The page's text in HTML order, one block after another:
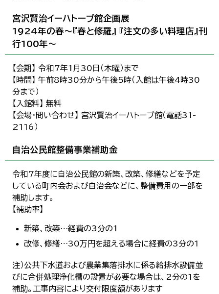
宮沢賢治イーハトーブ館企画展
1924年の春～『春と修羅』 『注文の多い料理店』刊
行100年～
【会期】 令和7年1月30日（木曜）まで
【時間】 午前8時30分から午後5時（入館は午後4時30
分まで）
【入館料】 無料
【会場・問い合わせ】 宮沢賢治イーハトーブ館（電話31-
2116）
自治公民館整備事業補助金
令和7年度に自治公民館の新築、改築、修繕などを予定
している町内会および自治会などに、整備費用の一部を
補助します。
【補助率】
新築、改築…経費の3分の1
改修、修繕…30万円を超える場合に経費の3分の1
注）公共下水道および農業集落排水に係る給排水設備並
びに合併処理浄化槽の設置が必要な場合は、2分の1を
補助。工事内容により交付限度額があります